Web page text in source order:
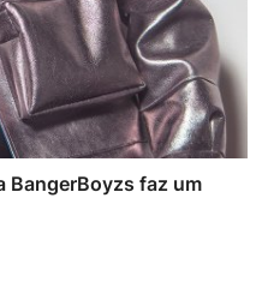
BangerBoyzs faz um